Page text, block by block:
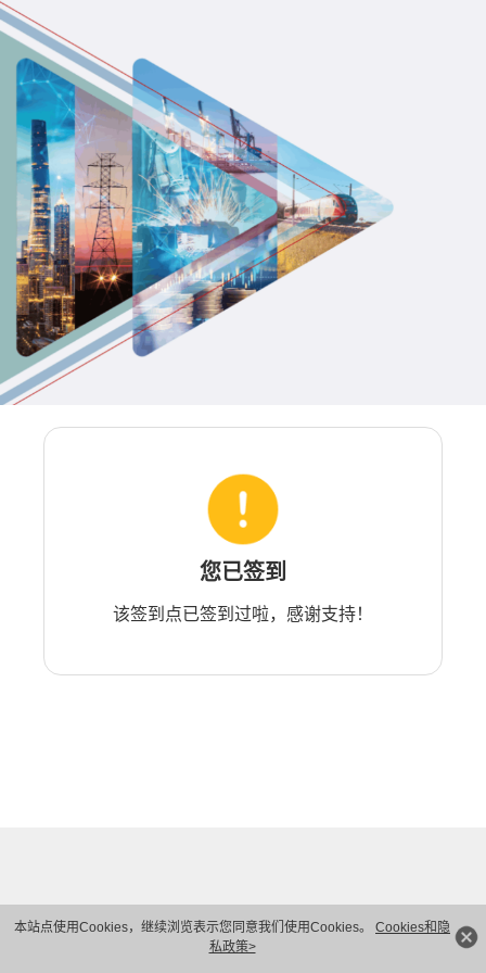
本站点使用Cookies，继续浏览表示您同意我们使用Cookies。 Cookies和隐
私政策>
您已签到
该签到点已签到过啦，感谢支持！